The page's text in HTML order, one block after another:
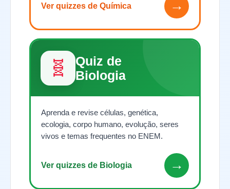
Ver quizzes de Química →
🧬
Quiz de
Biologia
Aprenda e revise células, genética,
ecologia, corpo humano, evolução, seres
vivos e temas frequentes no ENEM.
Ver quizzes de Biologia →